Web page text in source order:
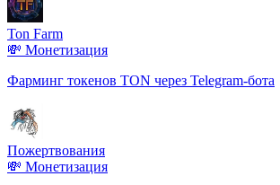
Ton Farm
💸 Монетизация
Фарминг токенов TON через Telegram-бота
Пожертвования
💸 Монетизация